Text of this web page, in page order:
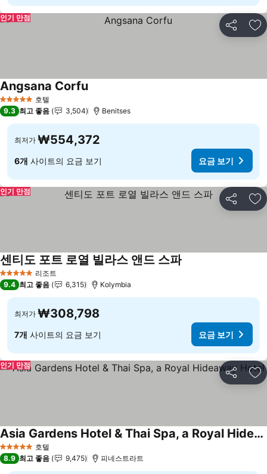
공유 즐
인기 만점
5 성급 호텔
Angsana Corfu요금 보기
9.3 최고 좋음 3,504 Benitses
최저가 ₩554,372
6개 사이트의 요금 보기 요금 보기
공유 즐
인기 만점
5 성급 리조트
센티도 포트 로열 빌라스 앤드 스파
9.4 최고 좋음 6,315 Kolymbia
최저가 ₩308,798
7개 사이트의 요금 보기 요금 보기
공유 즐
인기 만점
5 성급 호텔
Asia Gardens Hotel & Thai Spa, a Royal Hideaway Hotel
요금 보기
8.9 최고 좋음 9,475 피네스트라트